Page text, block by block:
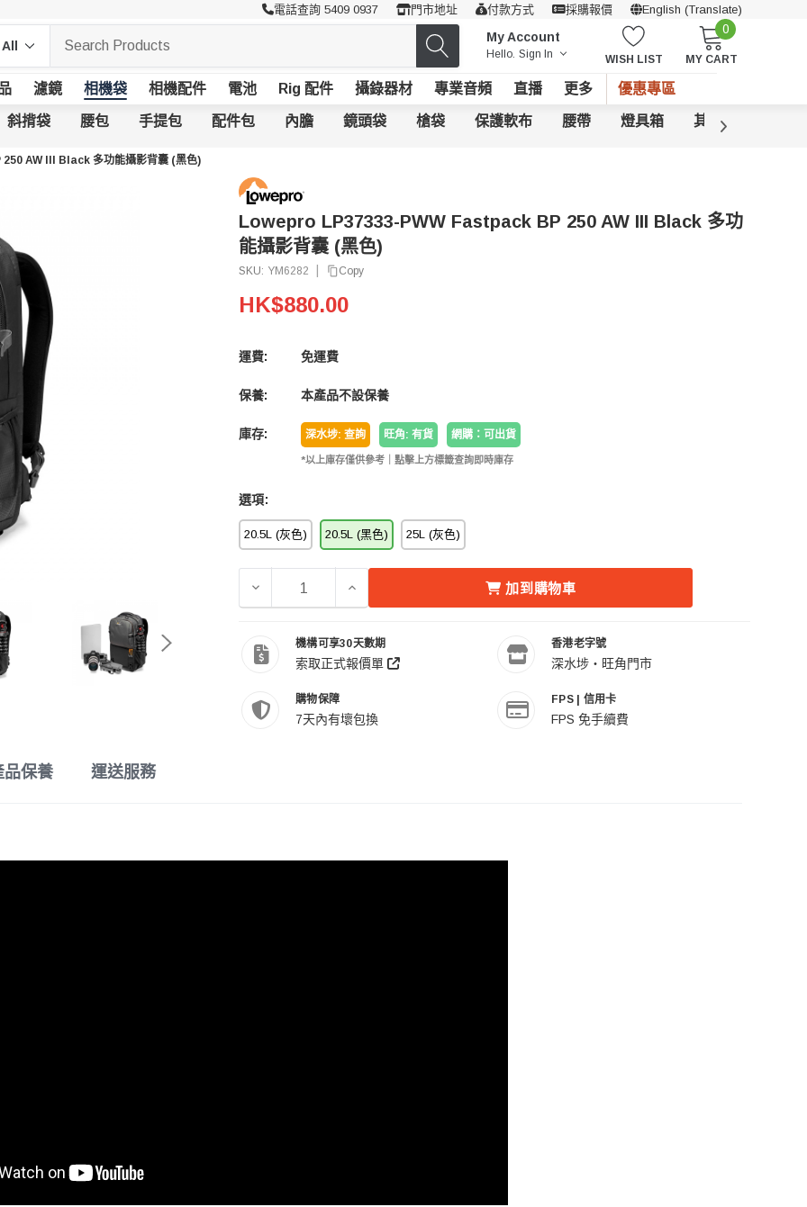
電話查詢 5409 0937 門市地址 付款方式 採購報價 English (Translate)
My Account
Hello. Sign In WISH LIST
0
MY CART
濾鏡 相機袋 相機配件 電池 Rig 配件 攝錄器材 專業音頻 直播 更多 優惠專區
斜揹袋 腰包 手提包 配件包 內膽 鏡頭袋 槍袋 保護軟布 腰帶 燈具箱 其他相機袋
AW III Black 多功能攝影背囊 (黑色)
Lowepro LP37333-PWW Fastpack BP 250 AW III Black 多功
能攝影背囊 (黑色)
SKU: YM6282 Copy
HK$880.00
運費: 免運費
保養: 本產品不設保養
庫存: 深水埗: 查詢 旺角: 有貨 網購：可出貨
*以上庫存僅供參考｜點擊上方標籤查詢即時庫存
選項:
20.5L (灰色) 20.5L (黑色) 25L (灰色)
減少 LOWEPRO LP37333-PWW FASTPACK BP 250 AW III BLACK 多功能攝影背囊
增加 LOWEPRO LP37333-PWW FASTPACK BP 250 AW III BLACK
加到購物車
機構可享30天數期
索取正式報價單
香港老字號
深水埗・旺角門市
購物保障
7天內有壞包換
FPS | 信用卡
FPS 免手續費
品保養 運送服務